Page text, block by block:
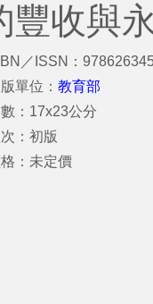
豐收與
／ISSN：
單位：教育部
：17x23公分
：初版
：未定價